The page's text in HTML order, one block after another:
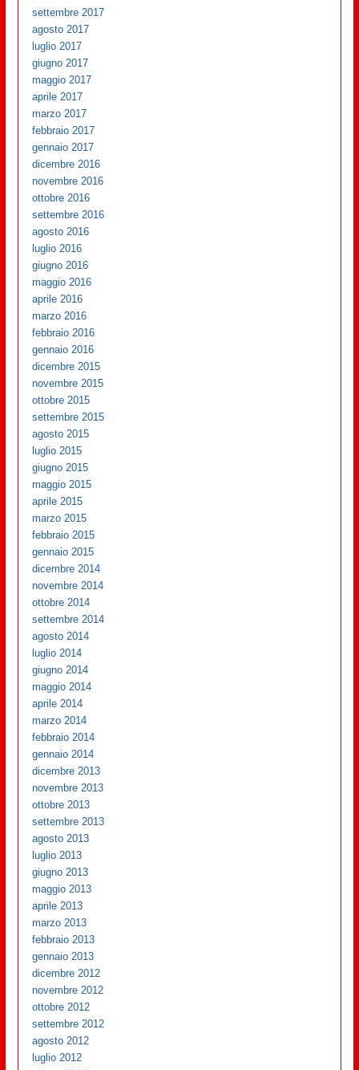
settembre 2017
agosto 2017
luglio 2017
giugno 2017
maggio 2017
aprile 2017
marzo 2017
febbraio 2017
gennaio 2017
dicembre 2016
novembre 2016
ottobre 2016
settembre 2016
agosto 2016
luglio 2016
giugno 2016
maggio 2016
aprile 2016
marzo 2016
febbraio 2016
gennaio 2016
dicembre 2015
novembre 2015
ottobre 2015
settembre 2015
agosto 2015
luglio 2015
giugno 2015
maggio 2015
aprile 2015
marzo 2015
febbraio 2015
gennaio 2015
dicembre 2014
novembre 2014
ottobre 2014
settembre 2014
agosto 2014
luglio 2014
giugno 2014
maggio 2014
aprile 2014
marzo 2014
febbraio 2014
gennaio 2014
dicembre 2013
novembre 2013
ottobre 2013
settembre 2013
agosto 2013
luglio 2013
giugno 2013
maggio 2013
aprile 2013
marzo 2013
febbraio 2013
gennaio 2013
dicembre 2012
novembre 2012
ottobre 2012
settembre 2012
agosto 2012
luglio 2012